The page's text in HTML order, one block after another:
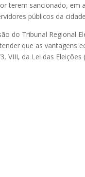
terem sancionado,
públicos da
do Tribunal Regional
que as vantagens
VIII, da Lei das